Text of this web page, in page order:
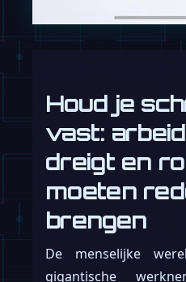
Houd je
vast:
dreigt en
moeten
brengen
De menselijke
gigantische